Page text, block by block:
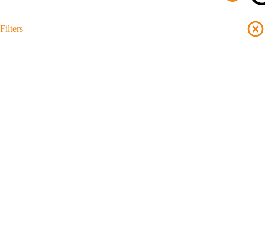
Filters